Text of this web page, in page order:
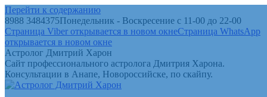
Перейти к содержанию
8988 3484375Понедельник - Воскресение с 11-00 до 22-00
Страница Viber открывается в новом окнеСтраница WhatsApp
открывается в новом окне
Астролог Дмитрий Харон
Сайт профессионального астролога Дмитрия Харона.
Консультации в Анапе, Новороссийске, по скайпу.